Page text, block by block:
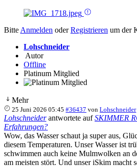
Bitte Anmelden oderRegistrieren um der
Lohschneider
Autor
Offline
Platinum Mitglied
Mehr
25 Juni 2026 05:45 #36437 vonLohschneider
Lohschneiderantwortete aufSKIMMER
Erfahrungen?
Wow, das Wasser schaut ja super aus,
diesem Temperaturen. Unser Wasser ist
schwimmen auch keine Mulmwolken an
am meisten stört. Und unser iSkim macht